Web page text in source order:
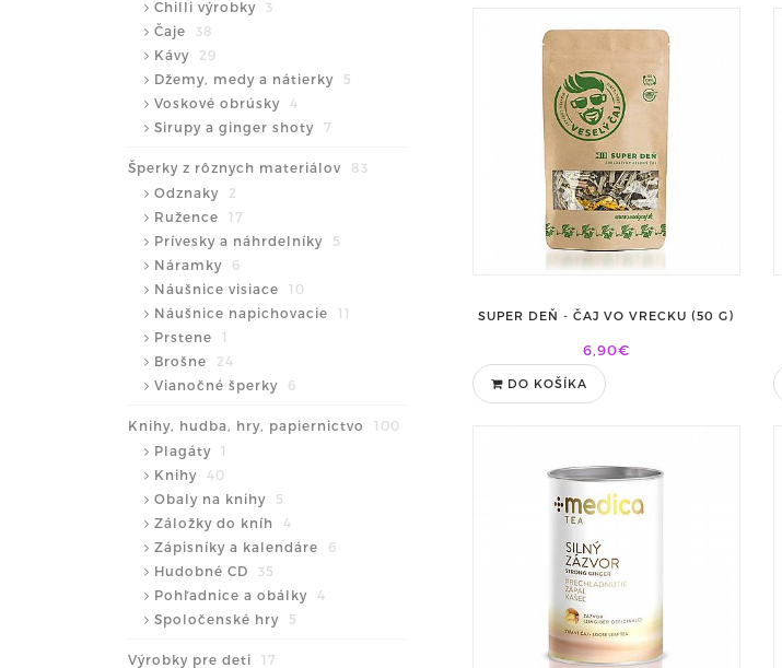
Chilli výrobky
3
Čaje
38
Kávy
29
Džemy, medy a nátierky
5
Voskové obrúsky
4
Sirupy a ginger shoty
7
Šperky z rôznych materiálov
83
Odznaky
2
Ružence
17
Prívesky a náhrdelníky
5
Náramky
6
Náušnice visiace
10
Náušnice napichovacie
11
Prstene
1
Brošne
24
Vianočné šperky
6
Knihy, hudba, hry, papiernictvo
100
Plagáty
1
Knihy
40
Obaly na knihy
5
Záložky do kníh
4
Zápisníky a kalendáre
6
Hudobné CD
35
Pohľadnice a obálky
4
Spoločenské hry
5
Výrobky pre deti 17
SUPER DEŇ - ČAJ VO VRECKU (50 G)
6,90€
DO KOŠÍKA